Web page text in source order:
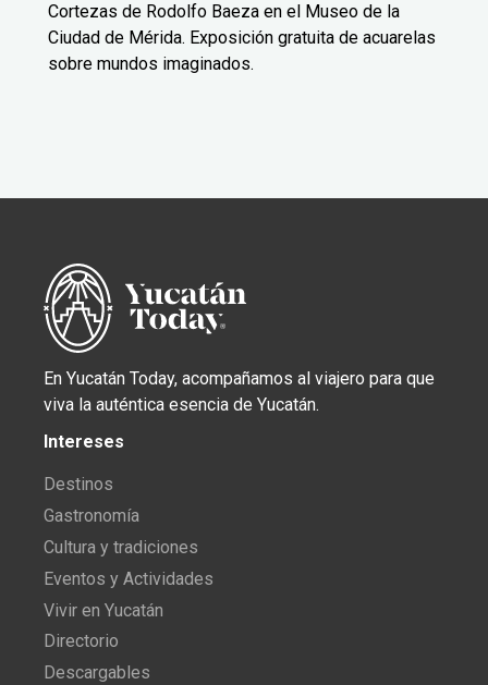
Cortezas de Rodolfo Baeza en el Museo de la
Ciudad de Mérida. Exposición gratuita de acuarelas
sobre mundos imaginados.
En Yucatán Today, acompañamos al viajero para que
viva la auténtica esencia de Yucatán.
Intereses
Destinos
Gastronomía
Cultura y tradiciones
Eventos y Actividades
Vivir en Yucatán
Directorio
Descargables